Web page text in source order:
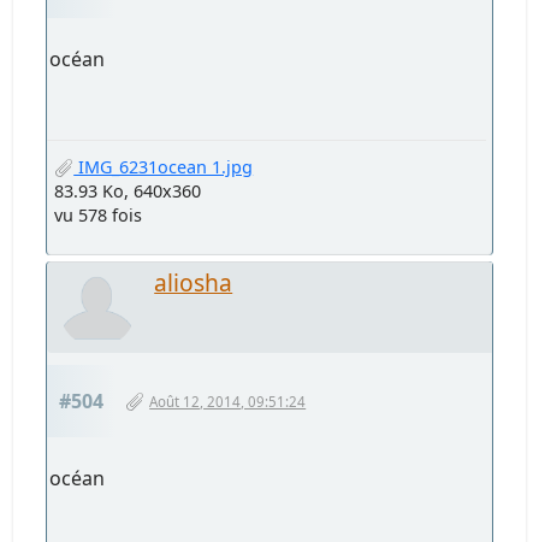
océan
IMG_6231ocean 1.jpg
83.93 Ko, 640x360
vu 578 fois
aliosha
#504 Août 12, 2014, 09:51:24
océan